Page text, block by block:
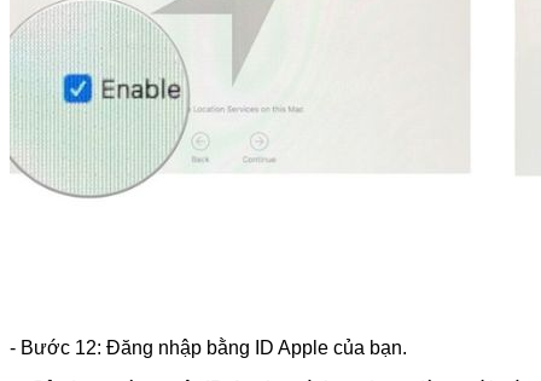
- Bước 12: Đăng nhập bằng ID Apple của bạn.